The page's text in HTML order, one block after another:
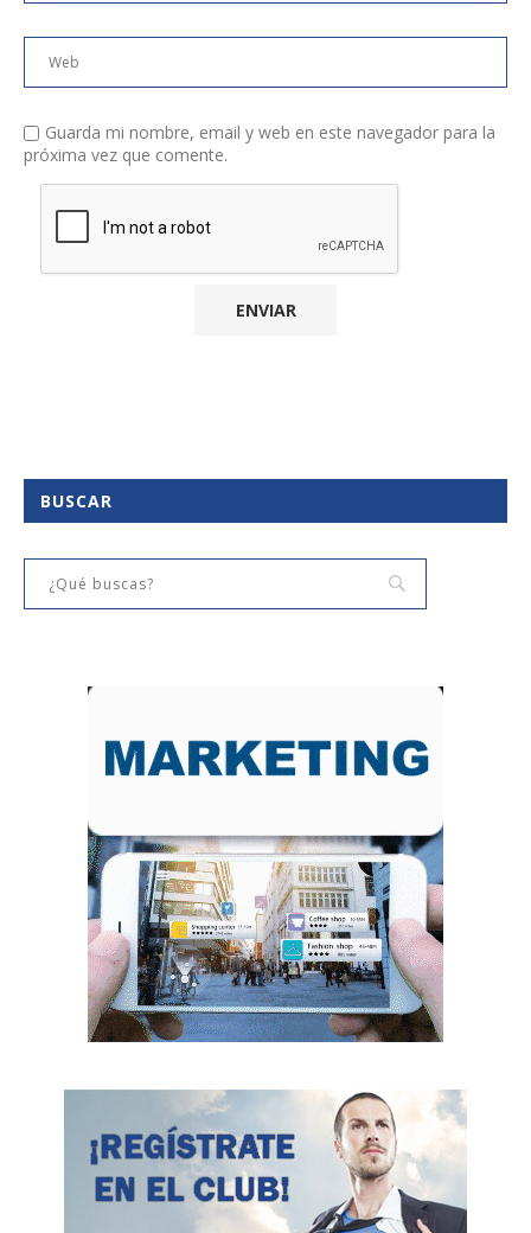
Guarda mi nombre, email y web en este navegador para la
próxima vez que comente.
BUSCAR